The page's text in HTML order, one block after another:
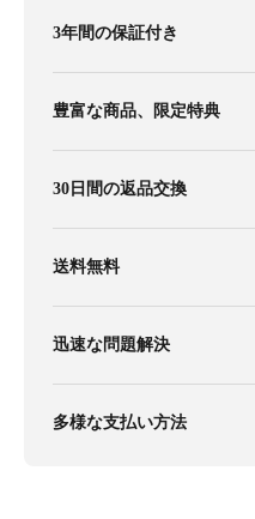
3年間の保証付き
豊富な商品、限定特典
30日間の返品交換
送料無料
迅速な問題解決
多様な支払い方法